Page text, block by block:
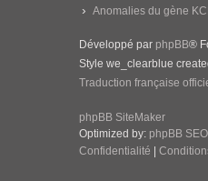
Anomalies du gène
Développé par phpBB®
Style we_clearblue
Traduction française
phpBB SiteMaker
Optimized by: phpBB SEO
Confidentialité